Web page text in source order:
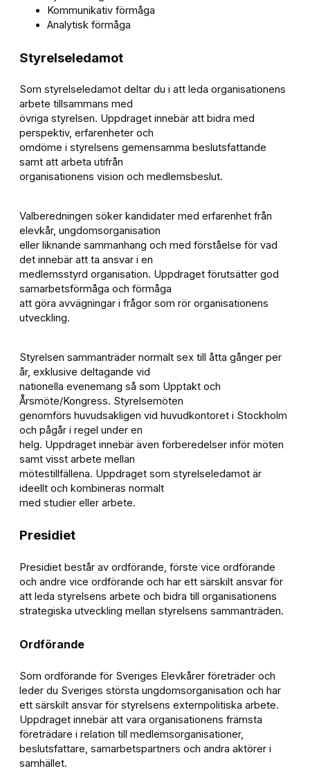
Kommunikativ förmåga
Analytisk förmåga
Styrelseledamot
Som styrelseledamot deltar du i att leda organisationens
arbete tillsammans med
övriga styrelsen. Uppdraget innebär att bidra med
perspektiv, erfarenheter och
omdöme i styrelsens gemensamma beslutsfattande
samt att arbeta utifrån
organisationens vision och medlemsbeslut.
Valberedningen söker kandidater med erfarenhet från
elevkår, ungdomsorganisation
eller liknande sammanhang och med förståelse för vad
det innebär att ta ansvar i en
medlemsstyrd organisation. Uppdraget förutsätter god
samarbetsförmåga och förmåga
att göra avvägningar i frågor som rör organisationens
utveckling.
Styrelsen sammanträder normalt sex till åtta gånger per
år, exklusive deltagande vid
nationella evenemang så som Upptakt och
Årsmöte/Kongress. Styrelsemöten
genomförs huvudsakligen vid huvudkontoret i Stockholm
och pågår i regel under en
helg. Uppdraget innebär även förberedelser inför möten
samt visst arbete mellan
mötestillfällena. Uppdraget som styrelseledamot är
ideellt och kombineras normalt
med studier eller arbete.
Presidiet
Presidiet består av ordförande, förste vice ordförande
och andre vice ordförande och har ett särskilt ansvar för
att leda styrelsens arbete och bidra till organisationens
strategiska utveckling mellan styrelsens sammanträden.
Ordförande
Som ordförande för Sveriges Elevkårer företräder och
leder du Sveriges största ungdomsorganisation och har
ett särskilt ansvar för styrelsens externpolitiska arbete.
Uppdraget innebär att vara organisationens främsta
företrädare i relation till medlemsorganisationer,
beslutsfattare, samarbetspartners och andra aktörer i
samhället.